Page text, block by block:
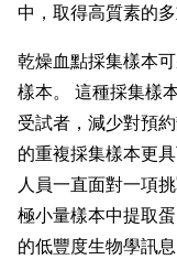
中，取得高質素的
乾燥血點採集樣本
樣本。 這種採集樣
受試者，減少對預
的重複採集樣本更
人員一直面對一項
極小量樣本中提取
的低豐度生物學訊息